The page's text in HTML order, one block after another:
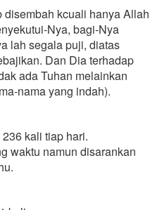
kcuali hanya Allah
Nya, bagi-Nya
lah segala puji, diatas
Dan Dia terhadap
ada Tuhan melainkan
nama yang indah).
236 kali tiap hari.
waktu namun disarankan